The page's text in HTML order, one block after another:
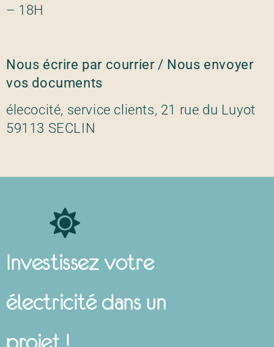
– 18H
Nous écrire par courrier / Nous envoyer
vos documents
élecocité, service clients, 21 rue du Luyot
59113 SECLIN
Investissez votre
électricité dans un